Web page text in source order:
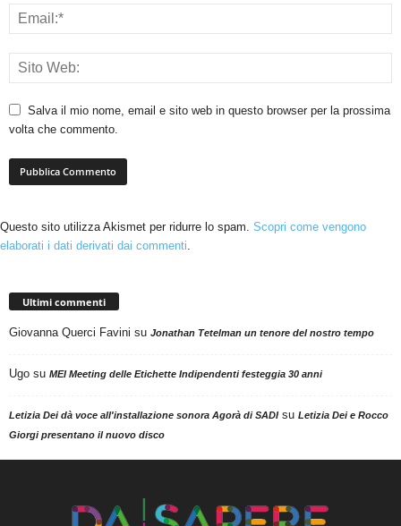
Salva il mio nome, email e sito web in questo browser per la prossima
volta che commento.
Questo sito utilizza Akismet per ridurre lo spam. Scopri come vengono
elaborati i dati derivati dai commenti.
Ultimi commenti
Giovanna Querci Favini su Jonathan Tetelman un tenore del nostro tempo
Ugo su MEI Meeting delle Etichette Indipendenti festeggia 30 anni
Letizia Dei dà voce all'installazione sonora Agorà di SADIsu Letizia Dei e Rocco
Giorgi presentano il nuovo disco